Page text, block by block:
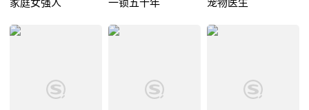
家庭女强人 一锁五十年 宠物医生